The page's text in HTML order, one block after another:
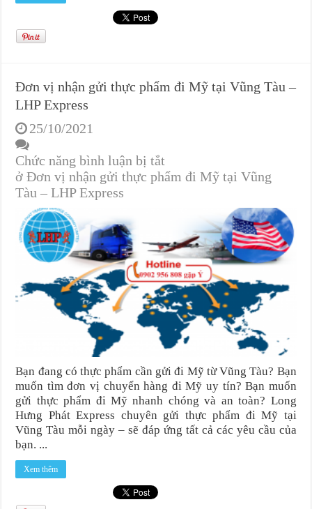
Đơn vị nhận gửi thực phẩm đi Mỹ tại Vũng Tàu –
LHP Express
25/10/2021
Chức năng bình luận bị tắt
ở Đơn vị nhận gửi thực phẩm đi Mỹ tại Vũng
Tàu – LHP Express
Bạn đang có thực phẩm cần gửi đi Mỹ từ Vũng Tàu? Bạn
muốn tìm đơn vị chuyển hàng đi Mỹ uy tín? Bạn muốn
gửi thực phẩm đi Mỹ nhanh chóng và an toàn? Long
Hưng Phát Express chuyên gửi thực phẩm đi Mỹ tại
Vũng Tàu mỗi ngày – sẽ đáp ứng tất cả các yêu cầu của
bạn. ...
Xem thêm